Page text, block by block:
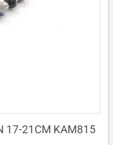
17-21CM KAM815